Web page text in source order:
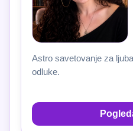
Astro savetovanje za
odluke.